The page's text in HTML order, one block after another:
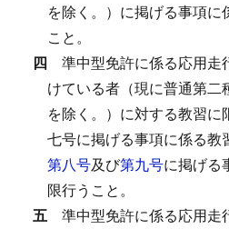
を除く。）に掲げる事項に
こと。
四 準中型免許に係る応用走
けている者（現に普通第
を除く。）に対する教習に
七号に掲げる事項に係る教
第八号及び第九号に掲げる
限行うこと。
五 準中型免許に係る応用走